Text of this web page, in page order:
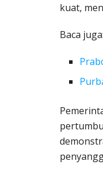
kuat,
Baca juga: